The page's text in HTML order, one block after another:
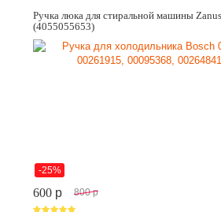
Ручка люка для стиральной машины
(4055055653)
-25%
600 p 800 p